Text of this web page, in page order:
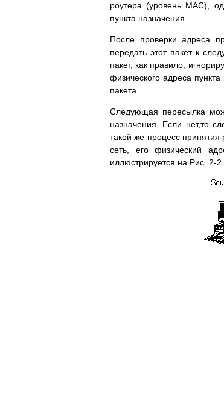
роутера (уровень МАС),
пункта назначения.
После проверки адреса
передать этот пакет к
пакет, как правило,
физического адреса
пакета.
Следующая пересылка
назначения. Если нет,то
такой же процесс
сеть, его физический
иллюстрируется на Рис. 2-2.